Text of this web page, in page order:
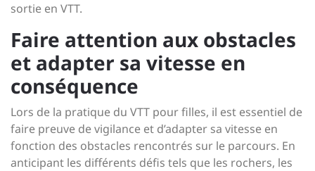
sortie en VTT.
Faire attention aux obstacles
et adapter sa vitesse en
conséquence
Lors de la pratique du VTT pour filles, il est essentiel de
faire preuve de vigilance et d’adapter sa vitesse en
fonction des obstacles rencontrés sur le parcours. En
anticipant les différents défis tels que les rochers, les